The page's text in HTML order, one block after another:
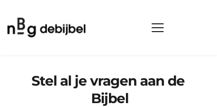
Stel al je vragen aan de
Bijbel